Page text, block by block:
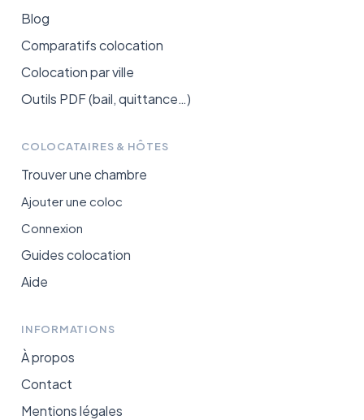
Blog
Comparatifs colocation
Colocation par ville
Outils PDF (bail, quittance…)
COLOCATAIRES & HÔTES
Trouver une chambre
Ajouter une coloc
Connexion
Guides colocation
Aide
INFORMATIONS
À propos
Contact
Mentions légales